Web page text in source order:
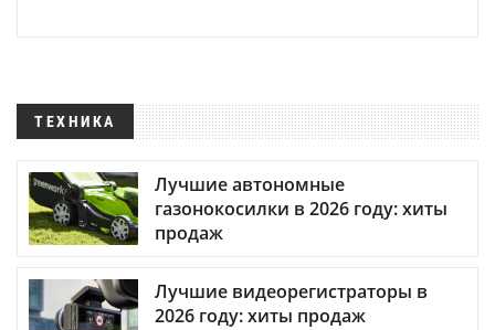
ТЕХНИКА
Лучшие автономные
газонокосилки в 2026 году: хиты
продаж
Лучшие видеорегистраторы в
2026 году: хиты продаж